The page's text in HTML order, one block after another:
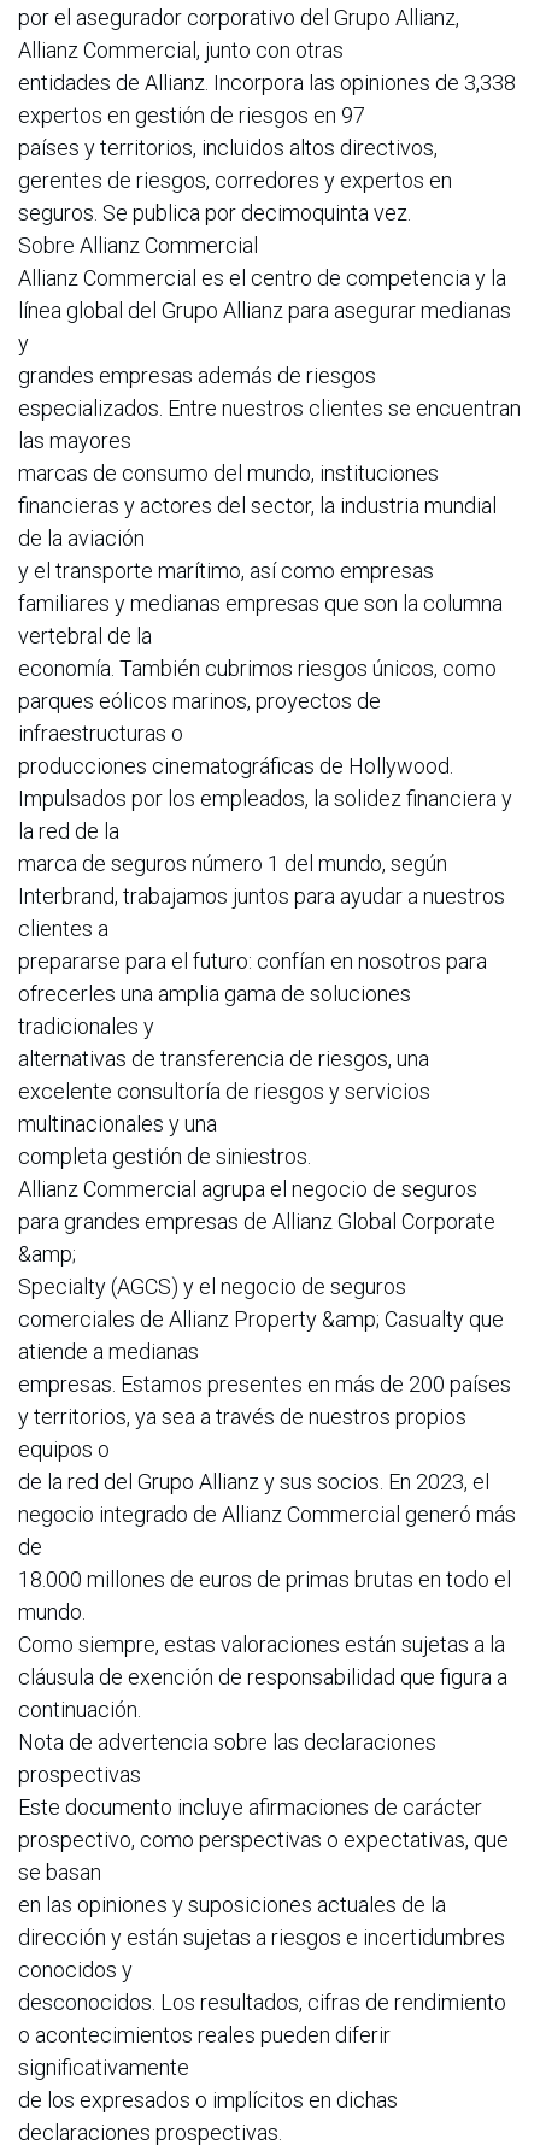
por el asegurador corporativo del Grupo Allianz,
Allianz Commercial, junto con otras
entidades de Allianz. Incorpora las opiniones de 3,338
expertos en gestión de riesgos en 97
países y territorios, incluidos altos directivos,
gerentes de riesgos, corredores y expertos en
seguros. Se publica por decimoquinta vez.
Sobre Allianz Commercial
Allianz Commercial es el centro de competencia y la
línea global del Grupo Allianz para asegurar medianas
y
grandes empresas además de riesgos
especializados. Entre nuestros clientes se encuentran
las mayores
marcas de consumo del mundo, instituciones
financieras y actores del sector, la industria mundial
de la aviación
y el transporte marítimo, así como empresas
familiares y medianas empresas que son la columna
vertebral de la
economía. También cubrimos riesgos únicos, como
parques eólicos marinos, proyectos de
infraestructuras o
producciones cinematográficas de Hollywood.
Impulsados por los empleados, la solidez financiera y
la red de la
marca de seguros número 1 del mundo, según
Interbrand, trabajamos juntos para ayudar a nuestros
clientes a
prepararse para el futuro: confían en nosotros para
ofrecerles una amplia gama de soluciones
tradicionales y
alternativas de transferencia de riesgos, una
excelente consultoría de riesgos y servicios
multinacionales y una
completa gestión de siniestros.
Allianz Commercial agrupa el negocio de seguros
para grandes empresas de Allianz Global Corporate
&amp;
Specialty (AGCS) y el negocio de seguros
comerciales de Allianz Property &amp; Casualty que
atiende a medianas
empresas. Estamos presentes en más de 200 países
y territorios, ya sea a través de nuestros propios
equipos o
de la red del Grupo Allianz y sus socios. En 2023, el
negocio integrado de Allianz Commercial generó más
de
18.000 millones de euros de primas brutas en todo el
mundo.
Como siempre, estas valoraciones están sujetas a la
cláusula de exención de responsabilidad que figura a
continuación.
Nota de advertencia sobre las declaraciones
prospectivas
Este documento incluye afirmaciones de carácter
prospectivo, como perspectivas o expectativas, que
se basan
en las opiniones y suposiciones actuales de la
dirección y están sujetas a riesgos e incertidumbres
conocidos y
desconocidos. Los resultados, cifras de rendimiento
o acontecimientos reales pueden diferir
significativamente
de los expresados o implícitos en dichas
declaraciones prospectivas.